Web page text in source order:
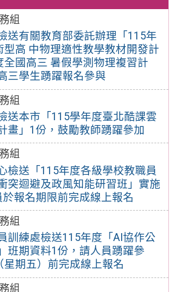
組
送有關教育部委託辦理「115年
型高 中物理適性教學教材開發計
國高三 暑假學測物理複習計
三學生踴躍報名參與
組
送本市「115學年度臺北酷課雲
畫」1份，鼓勵教師踴躍參加
組
檢送「115年度各級學校教職員
突迴避及政風知能研習班」實施
報名期限前完成線上報名
組
訓練處檢送115年度「AI協作公
班期資料1份，請人員踴躍參
期五）前完成線上報名
組